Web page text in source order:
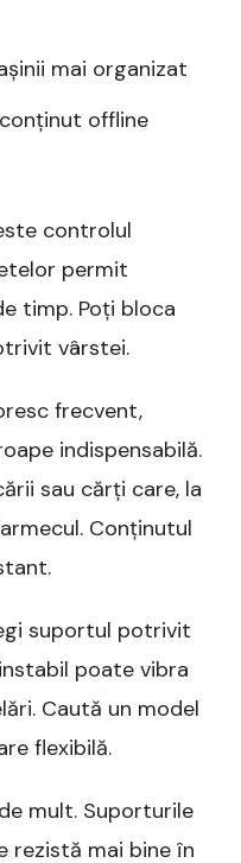
mai organizat
offline
controlul
permit
timp. Poți bloca
vârstei.
frecvent,
indispensabilă.
sau cărți care, la
Conținutul
suportul potrivit
poate vibra
Caută un model
flexibilă.
mult. Suporturile
rezistă mai bine în